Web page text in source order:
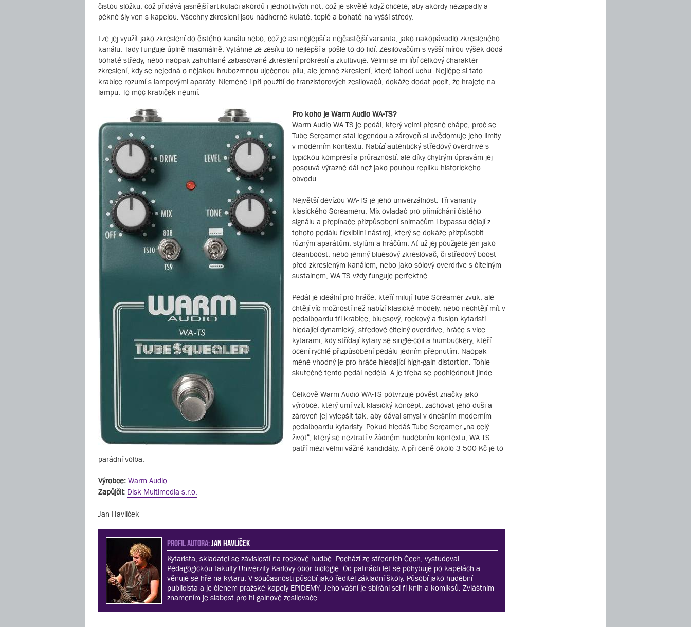
čistou složku, což přidává jasnější artikulaci akordů i jednotlivých not, což je skvělé když chcete, aby akordy nezapadly a
pěkně šly ven s kapelou. Všechny zkreslení jsou nádherně kulaté, teplé a bohaté na vyšší středy.
Lze jej využít jako zkreslení do čistého kanálu nebo, což je asi nejlepší a nejčastější varianta, jako nakopávadlo zkresleného
kanálu. Tady funguje úplně maximálně. Vytáhne ze zesíku to nejlepší a pošle to do lidí. Zesilovačům s vyšší mírou výšek dodá
bohaté středy, nebo naopak zahuhlané zabasované zkreslení prokreslí a zkultivuje. Velmi se mi líbí celkový charakter
zkreslení, kdy se nejedná o nějakou hrubozrnnou uječenou pilu, ale jemné zkreslení, které lahodí uchu. Nejlépe si tato
krabice rozumí s lampovými aparáty. Nicméně i při použití do tranzistorových zesilovačů, dokáže dodat pocit, že hrajete na
lampu. To moc krabiček neumí.
Pro koho je Warm Audio WA-TS?
Warm Audio WA-TS je pedál, který velmi přesně chápe, proč se
Tube Screamer stal legendou a zároveň si uvědomuje jeho limity
v moderním kontextu. Nabízí autentický středový overdrive s
typickou kompresí a průrazností, ale díky chytrým úpravám jej
posouvá výrazně dál než jako pouhou repliku historického
obvodu.
Největší devízou WA-TS je jeho univerzálnost. Tři varianty
klasického Screameru, Mix ovladač pro přimíchání čistého
signálu a přepínače přizpůsobení snímačům i bypassu dělají z
tohoto pedálu flexibilní nástroj, který se dokáže přizpůsobit
různým aparátům, stylům a hráčům. Ať už jej použijete jen jako
cleanboost, nebo jemný bluesový zkreslovač, či středový boost
před zkresleným kanálem, nebo jako sólový overdrive s čitelným
sustainem, WA-TS vždy funguje perfektně.
Pedál je ideální pro hráče, kteří milují Tube Screamer zvuk, ale
chtějí víc možností než nabízí klasické modely, nebo nechtějí mít v
pedalboardu tři krabice, bluesový, rockový a fusion kytaristi
hledající dynamický, středově čitelný overdrive, hráče s více
kytarami, kdy střídají kytary se single-coil a humbuckery, kteří
ocení rychlé přizpůsobení pedálu jedním přepnutím. Naopak
méně vhodný je pro hráče hledající high-gain distortion. Tohle
skutečně tento pedál nedělá. A je třeba se poohlédnout jinde.
Celkově Warm Audio WA-TS potvrzuje pověst značky jako
výrobce, který umí vzít klasický koncept, zachovat jeho duši a
zároveň jej vylepšit tak, aby dával smysl v dnešním moderním
pedalboardu kytaristy. Pokud hledáš Tube Screamer „na celý
život“, který se neztratí v žádném hudebním kontextu, WA-TS
patří mezi velmi vážné kandidáty. A při ceně okolo 3 500 Kč je to
parádní volba.
Výrobce: Warm Audio
Zapůjčil: Disk Multimedia s.r.o.
Jan Havlíček
PROFIL AUTORA: Jan Havlíček
Kytarista, skladatel se závislostí na rockové hudbě. Pochází ze středních Čech, vystudoval
Pedagogickou fakulty Univerzity Karlovy obor biologie. Od patnácti let se pohybuje po kapelách a
věnuje se hře na kytaru. V současnosti působí jako ředitel základní školy. Působí jako hudební
publicista a je členem pražské kapely EPIDEMY. Jeho vášní je sbírání sci-fi knih a komiksů. Zvláštním
znamením je slabost pro hi-gainové zesilovače.